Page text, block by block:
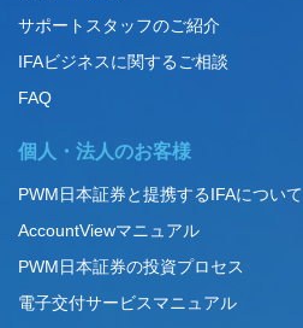
サポートスタッフのご紹介
IFAビジネスに関するご相談
FAQ
個人・法人のお客様
PWM日本証券と提携するIFAについて
AccountViewマニュアル
PWM日本証券の投資プロセス
電子交付サービスマニュアル